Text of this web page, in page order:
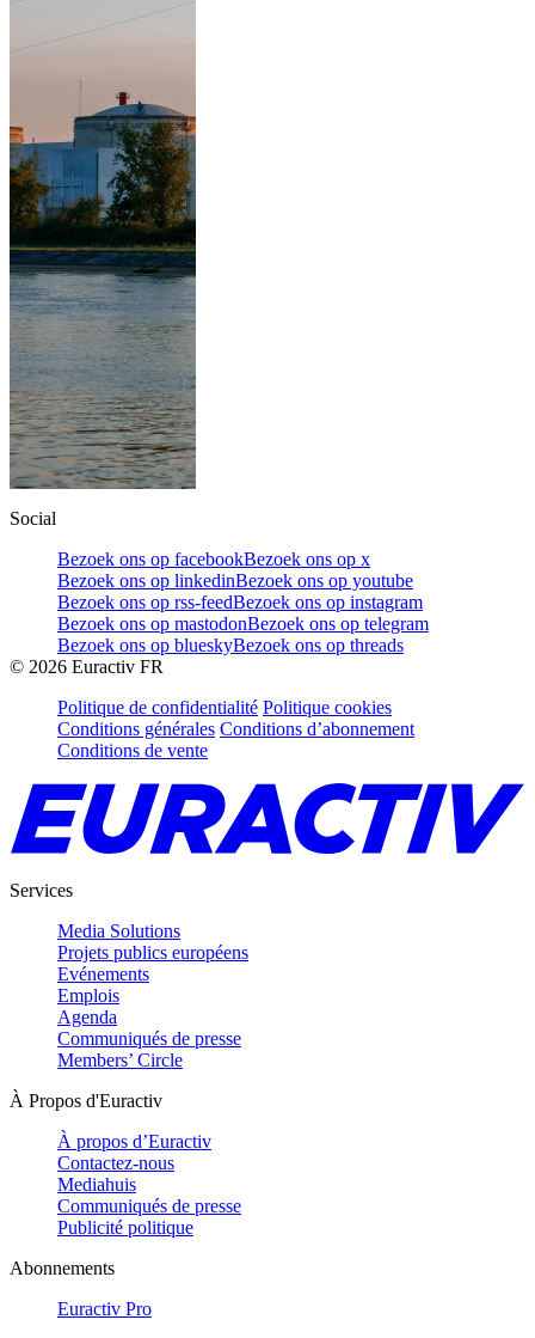
Social
Bezoek ons op facebookBezoek ons op x
Bezoek ons op linkedinBezoek ons op youtube
Bezoek ons op rss-feedBezoek ons op instagram
Bezoek ons op mastodonBezoek ons op telegram
Bezoek ons op blueskyBezoek ons op threads
© 2026 Euractiv FR
Politique de confidentialité Politique cookies
Conditions générales Conditions d’abonnement
Conditions de vente
Services
Media Solutions
Projets publics européens
Evénements
Emplois
Agenda
Communiqués de presse
Members’ Circle
À Propos d'Euractiv
À propos d’Euractiv
Contactez-nous
Mediahuis
Communiqués de presse
Publicité politique
Abonnements
Euractiv Pro